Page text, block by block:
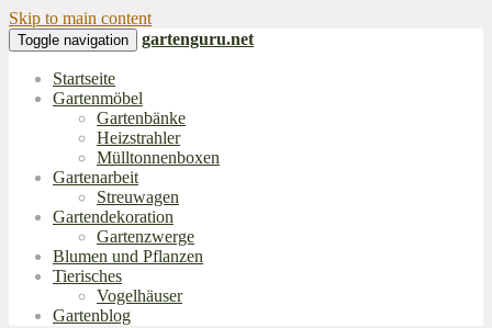
Skip to main content
Toggle navigation gartenguru.net
Startseite
Gartenmöbel
Gartenbänke
Heizstrahler
Mülltonnenboxen
Gartenarbeit
Streuwagen
Gartendekoration
Gartenzwerge
Blumen und Pflanzen
Tierisches
Vogelhäuser
Gartenblog